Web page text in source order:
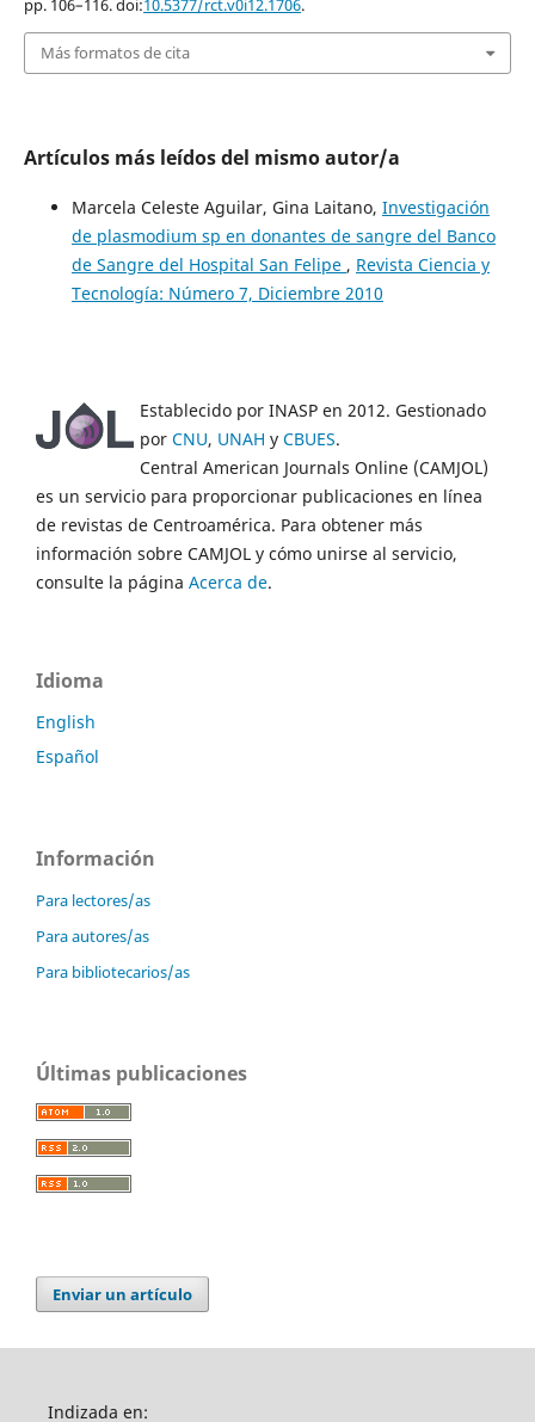
pp. 106–116. doi:10.5377/rct.v0i12.1706.
Más formatos de cita
Artículos más leídos del mismo autor/a
Marcela Celeste Aguilar, Gina Laitano, Investigación
de plasmodium sp en donantes de sangre del Banco
de Sangre del Hospital San Felipe , Revista Ciencia y
Tecnología: Número 7, Diciembre 2010
Establecido por INASP en 2012. Gestionado
por CNU, UNAH y CBUES.
Central American Journals Online (CAMJOL)
es un servicio para proporcionar publicaciones en línea
de revistas de Centroamérica. Para obtener más
información sobre CAMJOL y cómo unirse al servicio,
consulte la página Acerca de.
Idioma
English
Español
Información
Para lectores/as
Para autores/as
Para bibliotecarios/as
Últimas publicaciones
Enviar un artículo
Indizada en: